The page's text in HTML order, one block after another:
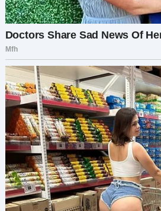
И сейчас ей хотелось только
очень сильно разрыдаться.
— Так, Света, присаживайся,
помолвка, ну, наверное, так
выразиться. Давай-ка
выпьем за наше здоровье.
Света послушно взяла бокал.
все равно, что делать, мысли
далеко. Гости разошлись за
помогала Наталье убирать со
присела на диван: — Сергей
правильно понимаю, что
помогает, то никак не вам?